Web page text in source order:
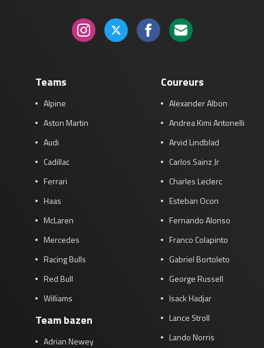
Teams
Alpine
Aston Martin
Audi
Cadillac
Ferrari
Haas
McLaren
Mercedes
Racing Bulls
Red Bull
Williams
Team bazen
Adrian Newey
Coureurs
Alexander Albon
Andrea Kimi Antonelli
Arvid Lindblad
Carlos Sainz Jr
Charles Leclerc
Esteban Ocon
Fernando Alonso
Franco Colapinto
Gabriel Bortoleto
George Russell
Isack Hadjar
Lance Stroll
Lando Norris